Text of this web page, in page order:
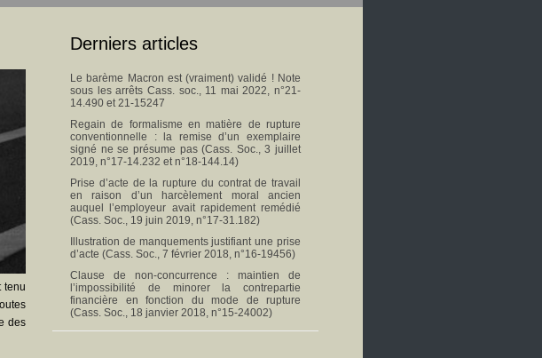
tenu
des
Derniers articles
Le barème Macron est (vraiment) validé ! Note
sous les arrêts Cass. soc., 11 mai 2022, n°21-
14.490 et 21-15247
Regain de formalisme en matière de rupture
conventionnelle : la remise d’un exemplaire
signé ne se présume pas (Cass. Soc., 3 juillet
2019, n°17-14.232 et n°18-144.14)
Prise d’acte de la rupture du contrat de travail
en raison d’un harcèlement moral ancien
auquel l’employeur avait rapidement remédié
(Cass. Soc., 19 juin 2019, n°17-31.182)
Illustration de manquements justifiant une prise
d’acte (Cass. Soc., 7 février 2018, n°16-19456)
Clause de non-concurrence : maintien de
l’impossibilité de minorer la contrepartie
financière en fonction du mode de rupture
(Cass. Soc., 18 janvier 2018, n°15-24002)